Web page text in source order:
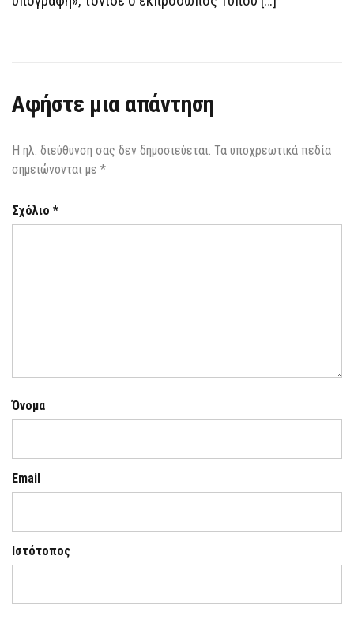
Αφήστε μια απάντηση
Η ηλ. διεύθυνση σας δεν δημοσιεύεται. Τα υποχρεωτικά πεδία
σημειώνονται με *
Σχόλιο *
Όνομα
Email
Ιστότοπος